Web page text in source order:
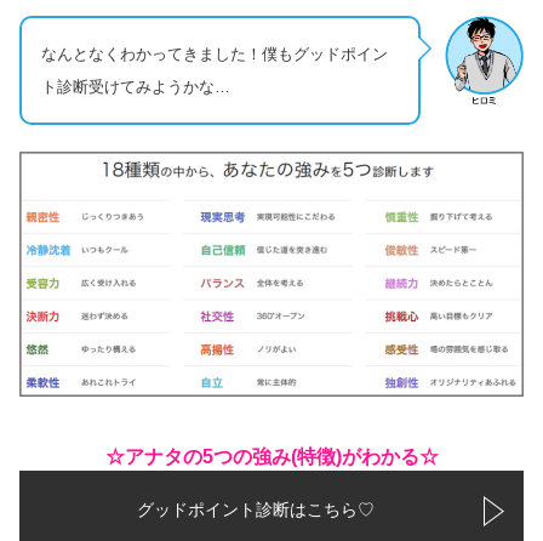
なんとなくわかってきました！僕もグッドポイン
ト診断受けてみようかな…
☆アナタの5つの強み(特徴)がわかる☆
グッドポイント診断はこちら♡